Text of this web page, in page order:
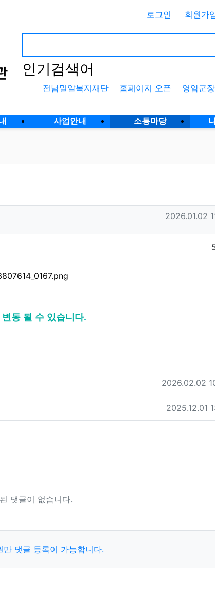
로그인 회원가
인기검색어
전남밀알복지재단 홈페이지 오픈 영암군
사업안내 소통마당
작성일
2026.01.02
동 될 수 있습니다.
작성일
2026.02.02
작성일
2025.12.01
댓글이 없습니다.
만 댓글 등록이 가능합니다.